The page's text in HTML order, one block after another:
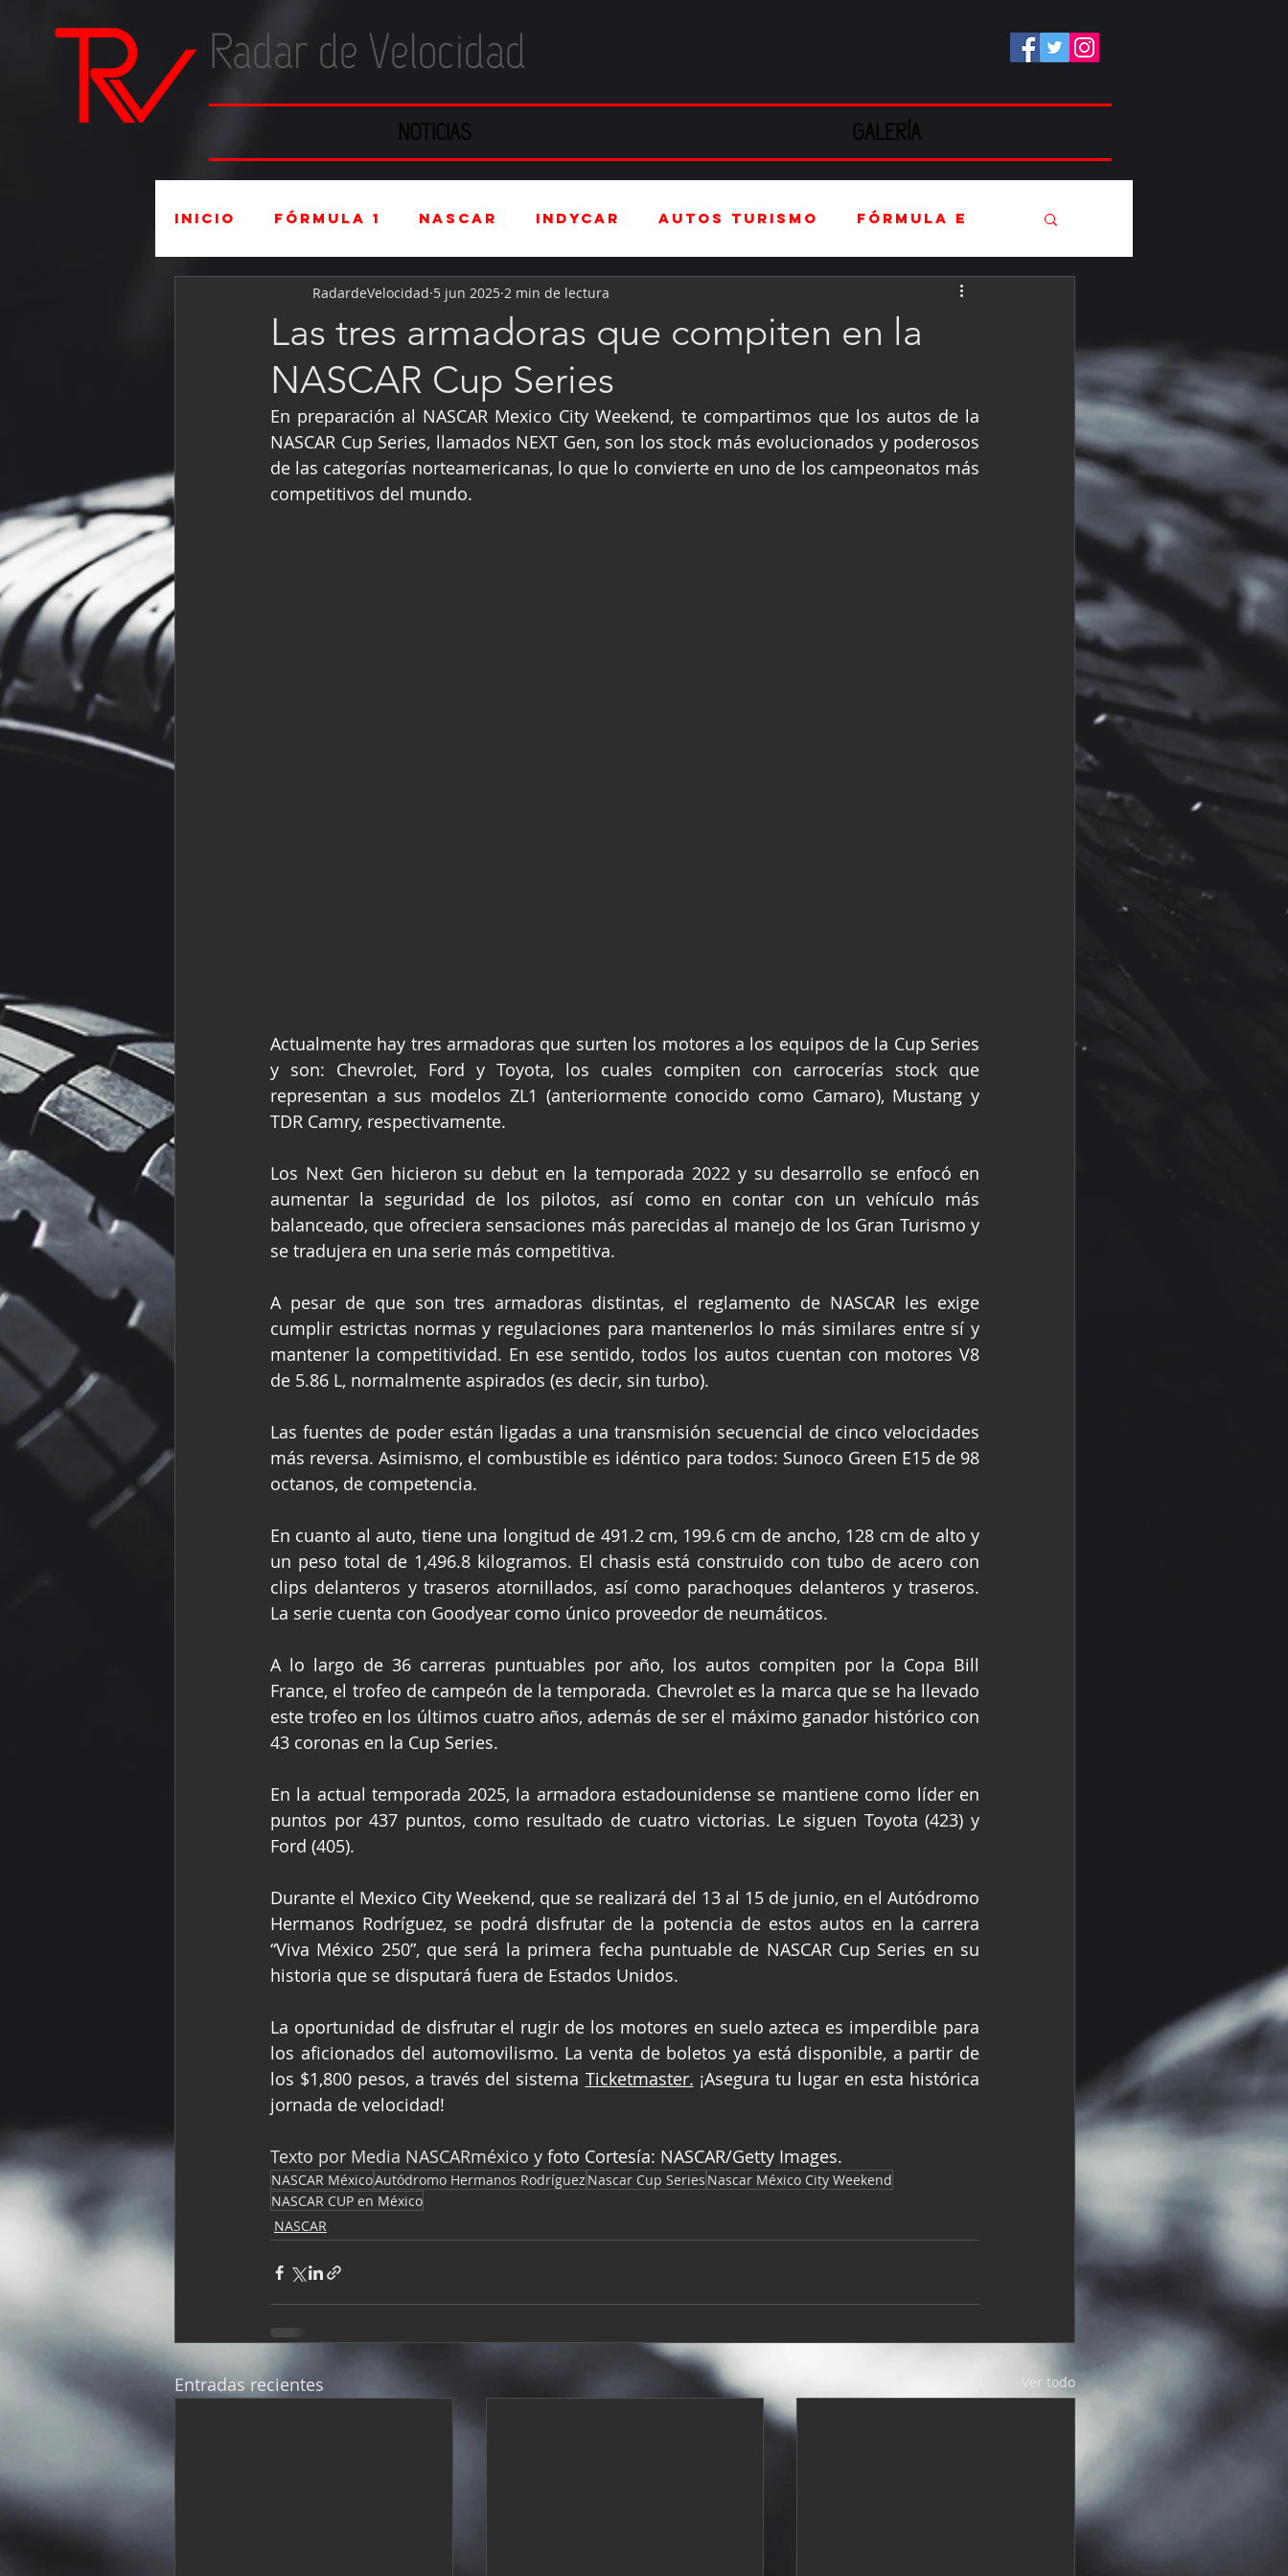
Radar de Velocidad
NOTICIAS GALERÍA
Inicio Fórmula 1 NASCAR IndyCar Autos Turismo Fórmula E
Súper Copa Industria Automotriz
Mexicanos en el extranjero Kartismo
Fórmula Ford Vintage Fórmula 3 Nauticopa FIA TCR Fórmula 2
Las tres armadoras que compiten en la
NASCAR Cup Series
RadardeVelocidad 5 jun 2025 2 min de lectura
En preparación al NASCAR Mexico City Weekend, te compartimos que los autos de la
NASCAR Cup Series, llamados NEXT Gen, son los stock más evolucionados y poderosos
de las categorías norteamericanas, lo que lo convierte en uno de los campeonatos más
competitivos del mundo.
Actualmente hay tres armadoras que surten los motores a los equipos de la Cup Series
y son: Chevrolet, Ford y Toyota, los cuales compiten con carrocerías stock que
representan a sus modelos ZL1 (anteriormente conocido como Camaro), Mustang y
TDR Camry, respectivamente.
Los Next Gen hicieron su debut en la temporada 2022 y su desarrollo se enfocó en
aumentar la seguridad de los pilotos, así como en contar con un vehículo más
balanceado, que ofreciera sensaciones más parecidas al manejo de los Gran Turismo y
se tradujera en una serie más competitiva.
A pesar de que son tres armadoras distintas, el reglamento de NASCAR les exige
cumplir estrictas normas y regulaciones para mantenerlos lo más similares entre sí y
mantener la competitividad. En ese sentido, todos los autos cuentan con motores V8
de 5.86 L, normalmente aspirados (es decir, sin turbo).
Las fuentes de poder están ligadas a una transmisión secuencial de cinco velocidades
más reversa. Asimismo, el combustible es idéntico para todos: Sunoco Green E15 de 98
octanos, de competencia.
En cuanto al auto, tiene una longitud de 491.2 cm, 199.6 cm de ancho, 128 cm de alto y
un peso total de 1,496.8 kilogramos. El chasis está construido con tubo de acero con
clips delanteros y traseros atornillados, así como parachoques delanteros y traseros.
La serie cuenta con Goodyear como único proveedor de neumáticos.
A lo largo de 36 carreras puntuables por año, los autos compiten por la Copa Bill
France, el trofeo de campeón de la temporada. Chevrolet es la marca que se ha llevado
este trofeo en los últimos cuatro años, además de ser el máximo ganador histórico con
43 coronas en la Cup Series.
En la actual temporada 2025, la armadora estadounidense se mantiene como líder en
puntos por 437 puntos, como resultado de cuatro victorias. Le siguen Toyota (423) y
Ford (405).
Durante el Mexico City Weekend, que se realizará del 13 al 15 de junio, en el Autódromo
Hermanos Rodríguez, se podrá disfrutar de la potencia de estos autos en la carrera
“Viva México 250”, que será la primera fecha puntuable de NASCAR Cup Series en su
historia que se disputará fuera de Estados Unidos.
La oportunidad de disfrutar el rugir de los motores en suelo azteca es imperdible para
los aficionados del automovilismo. La venta de boletos ya está disponible, a partir de
los $1,800 pesos, a través del sistema Ticketmaster. ¡Asegura tu lugar en esta histórica
jornada de velocidad!
Texto por Media NASCARméxico y foto Cortesía: NASCAR/Getty Images.
NASCAR MéxicoAutódromo Hermanos Rodríguez Nascar Cup Series Nascar México City Weekend
NASCAR CUP en México
NASCAR
Entradas recientes Ver todo